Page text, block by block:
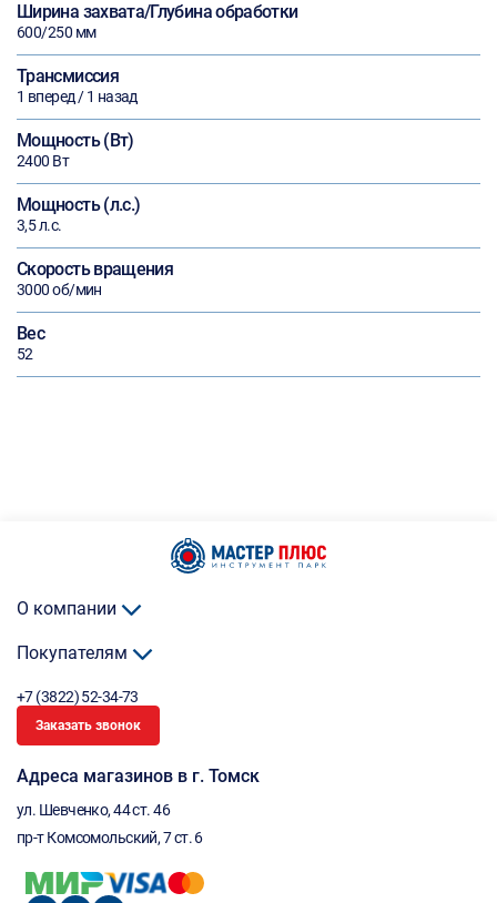
Ширина захвата/Глубина обработки
600/250 мм
Трансмиссия
1 вперед / 1 назад
Мощность (Вт)
2400 Вт
Мощность (л.с.)
3,5 л.с.
Скорость вращения
3000 об/мин
Вес
52
О компании
Покупателям
+7 (3822) 52-34-73
Заказать звонок
Адреса магазинов в г. Томск
ул. Шевченко, 44 ст. 46
пр-т Комсомольский, 7 ст. 6